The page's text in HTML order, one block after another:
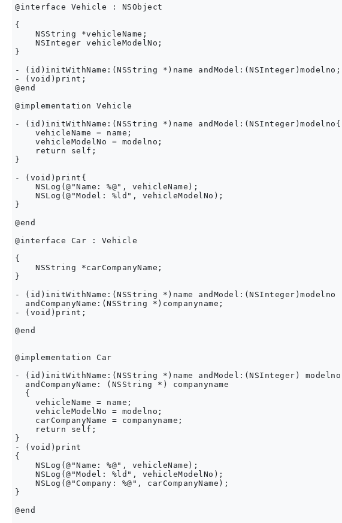
@interface Vehicle : NSObject
{
    NSString *vehicleName;
    NSInteger vehicleModelNo;
}
- (id)initWithName:(NSString *)name andModel:(NSInteger)modelno;
- (void)print;
@end
@implementation Vehicle
- (id)initWithName:(NSString *)name andModel:(NSInteger)modelno{
    vehicleName = name;
    vehicleModelNo = modelno;
    return self;
}
- (void)print{
    NSLog(@"Name: %@", vehicleName);
    NSLog(@"Model: %ld", vehicleModelNo);
}
@end
@interface Car : Vehicle
{
    NSString *carCompanyName;
}
- (id)initWithName:(NSString *)name andModel:(NSInteger)modelno
  andCompanyName:(NSString *)companyname;
- (void)print;
@end
@implementation Car
- (id)initWithName:(NSString *)name andModel:(NSInteger) modelno
  andCompanyName: (NSString *) companyname
  {
    vehicleName = name;
    vehicleModelNo = modelno;
    carCompanyName = companyname;
    return self;
}
- (void)print
{
    NSLog(@"Name: %@", vehicleName);
    NSLog(@"Model: %ld", vehicleModelNo);
    NSLog(@"Company: %@", carCompanyName);
}
@end